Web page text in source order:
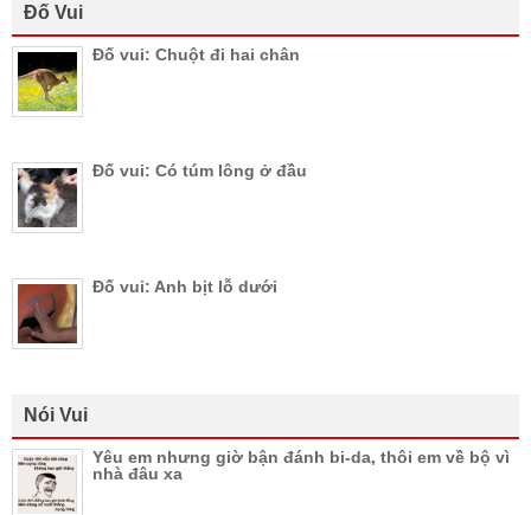
Đố Vui
Đố vui: Chuột đi hai chân
Đố vui: Có túm lông ở đầu
Đố vui: Anh bịt lỗ dưới
Nói Vui
Yêu em nhưng giờ bận đánh bi-da, thôi em về bộ vì
nhà đâu xa